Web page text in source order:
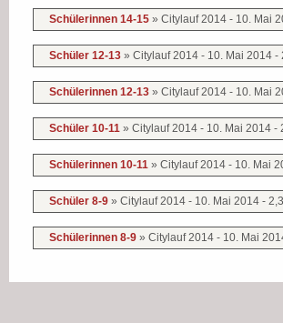
Schülerinnen 14-15 » Citylauf 2014 - 10. Mai
Schüler 12-13 » Citylauf 2014 - 10. Mai 2014
Schülerinnen 12-13 » Citylauf 2014 - 10. Mai
Schüler 10-11 » Citylauf 2014 - 10. Mai 2014 -
Schülerinnen 10-11 » Citylauf 2014 - 10. Mai
Schüler 8-9 » Citylauf 2014 - 10. Mai 2014 -
Schülerinnen 8-9 » Citylauf 2014 - 10. Mai